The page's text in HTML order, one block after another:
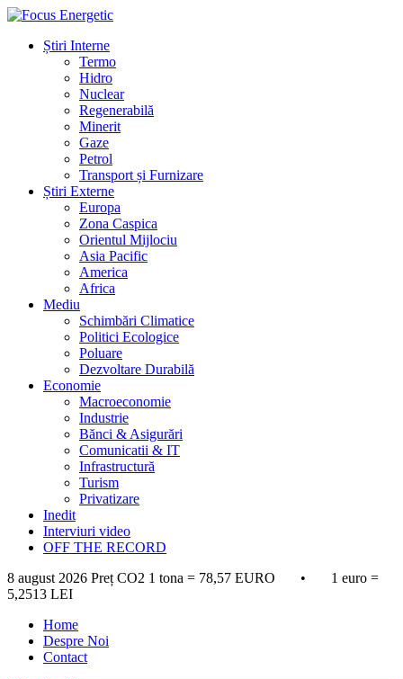
Știri Interne
Termo
Hidro
Nuclear
Regenerabilă
Minerit
Gaze
Petrol
Transport și Furnizare
Știri Externe
Europa
Zona Caspica
Orientul Mijlociu
Asia Pacific
America
Africa
Mediu
Schimbări Climatice
Politici Ecologice
Poluare
Dezvoltare Durabilă
Economie
Macroeconomie
Industrie
Bănci & Asigurări
Comunicatii & IT
Infrastructură
Turism
Privatizare
Inedit
Interviuri video
OFF THE RECORD
8 august 2026 Preț CO2 1 tona = 78,57 EURO • 1 euro =
5,2513 LEI
Home
Despre Noi
Contact